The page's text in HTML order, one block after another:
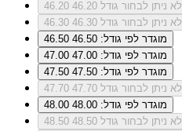
46.20
לא ניתן לבחור גודל 46.20
46.30
לא ניתן לבחור גודל 46.30
46.50
מוגדר לפי גודל: 46.50
47.00
מוגדר לפי גודל: 47.00
47.50
מוגדר לפי גודל: 47.50
47.70
לא ניתן לבחור גודל 47.70
48.00
מוגדר לפי גודל: 48.00
48.50
לא ניתן לבחור גודל 48.50